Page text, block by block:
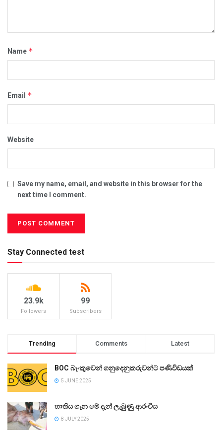
Name *
Email *
Website
Save my name, email, and website in this browser for the
next time I comment.
Stay Connected test
23.9k
Followers
99
Subscribers
Trending Comments Latest
BOC බැංකුවෙන් ගනුදෙනුකරුවන්ට පණිවිඩයක්
5 JUNE 2025
භාතිය ගැන මේ දැන් ලැබුණු ආරංචිය
8 JULY 2025